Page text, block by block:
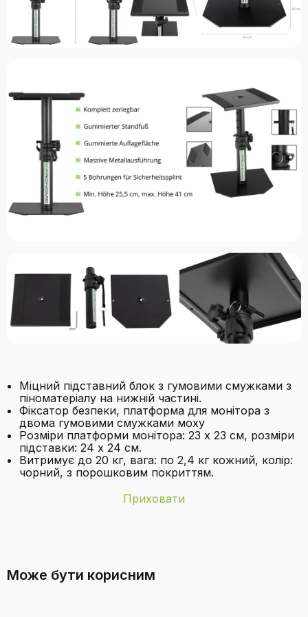
Міцний підставний блок з гумовими смужками з
піноматеріалу на нижній частині.
Фіксатор безпеки, платформа для монітора з
двома гумовими смужками моху
Розміри платформи монітора: 23 x 23 см, розміри
підставки: 24 x 24 см.
Витримує до 20 кг, вага: по 2,4 кг кожний, колір:
чорний, з порошковим покриттям.
Приховати
Країна-
Китай
Може бути корисним